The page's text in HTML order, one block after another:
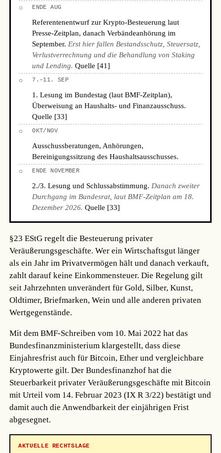
○ ENDE AUG
Referentenentwurf zur Krypto-Besteuerung laut
Presse-Zeitplan, danach Verbändeanhörung im
September. Erst hier fallen Bestandsschutz, Steuersatz,
Verlustverrechnung und die Behandlung von Staking
und Lending. Quelle [41]
○ 7.–11. SEP
1. Lesung im Bundestag (laut BMF-Zeitplan),
Überweisung an Haushalts- und Finanzausschuss.
Quelle [33]
○ OKT/NOV
Ausschussberatungen, Anhörungen,
Bereinigungssitzung des Haushaltsausschusses.
○ ENDE NOVEMBER
2./3. Lesung und Schlussabstimmung. Danach zweiter
Durchgang im Bundesrat, laut BMF-Zeitplan am 18.
Dezember 2026. Quelle [33]
§23 EStG regelt die Besteuerung privater
Veräußerungsgeschäfte. Wer ein Wirtschaftsgut länger
als ein Jahr im Privatvermögen hält und danach verkauft,
zahlt darauf keine Einkommensteuer. Die Regelung gilt
seit Jahrzehnten unverändert für Gold, Silber, Kunst,
Oldtimer, Briefmarken, Wein und alle anderen privaten
Wertgegenstände.
Mit dem BMF-Schreiben vom 10. Mai 2022 hat das
Bundesfinanzministerium klargestellt, dass diese
Einjahresfrist auch für Bitcoin, Ether und vergleichbare
Kryptowerte gilt. Der Bundesfinanzhof hat die
Steuerbarkeit privater Veräußerungsgeschäfte mit Bitcoin
mit Urteil vom 14. Februar 2023 (IX R 3/22) bestätigt und
damit auch die Anwendbarkeit der einjährigen Frist
abgesegnet.
AKTUELLE RECHTSLAGE